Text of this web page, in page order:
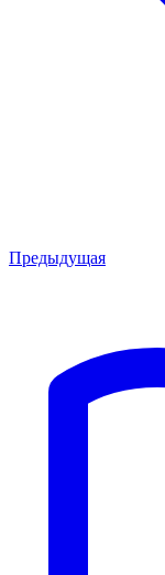
Предыдущая